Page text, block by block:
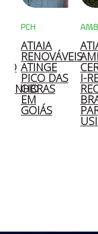
PCH
ATIAIA
RENOVÁVEIS
ATINGE
PICO DAS
OBRAS
EM
GOIÁS
I-